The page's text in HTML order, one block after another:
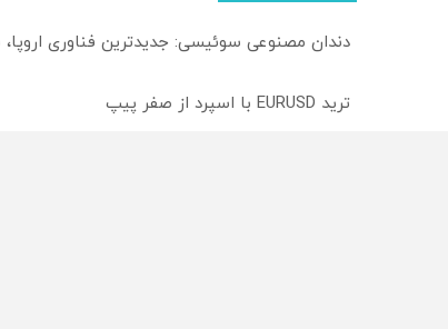
دندان مصنوعی سوئیسی: جدیدترین فناوری
ترید EURUSD با اسپرد از صفر پیپ